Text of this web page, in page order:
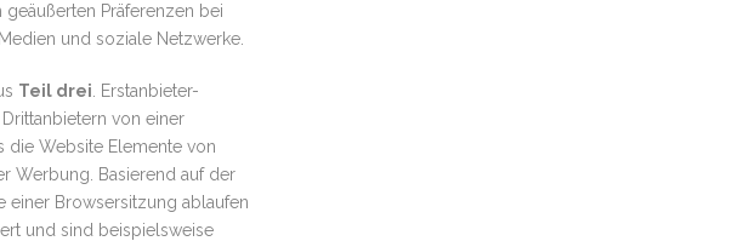
Präferenzen bei
und soziale Netzwerke.
Teil drei . Erstanbieter-
von einer
die Website Elemente von
Werbung. Basierend auf der
einer Browsersitzung ablaufen
und sind beispielsweise